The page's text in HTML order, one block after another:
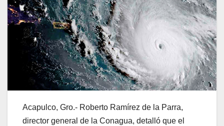
Acapulco, Gro.- Roberto Ramírez de la Parra,
director general de la Conagua, detalló que el